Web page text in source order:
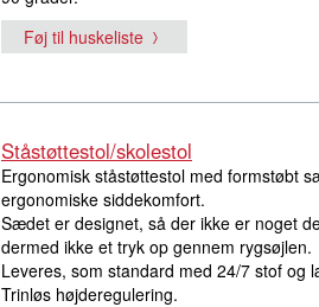
Føj til huskeliste
Ståstøttestol/skolestol
Ergonomisk ståstøttestol med formstøbt
ergonomiske siddekomfort.
Sædet er designet, så der ikke er noget
dermed ikke et tryk op gennem rygsøjlen.
Leveres, som standard med 24/7 stof og
Trinløs højderegulering.